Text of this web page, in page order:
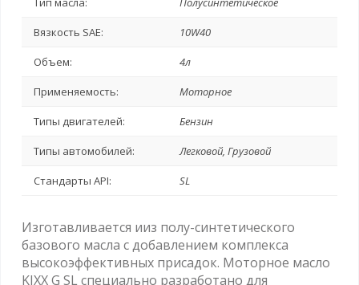
Вязкость SAE: 10W40
Объем: 4л
Применяемость: Моторное
Типы двигателей: Бензин
Типы автомобилей: Легковой, Грузовой
Стандарты API: SL
Изготавливается ииз полу-синтетического
базового масла с добавлением комплекса
высокоэффективных присадок. Моторное масло
KIXX G SL специально разработано для